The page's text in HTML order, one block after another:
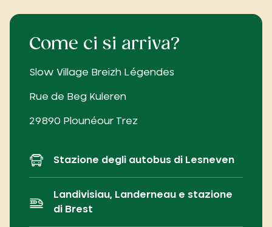
Come ci si arriva?
Slow Village Breizh Légendes
Rue de Beg Kuleren
29890 Plounéour Trez
Stazione degli autobus di Lesneven
Landivisiau, Landerneau e stazione
di Brest